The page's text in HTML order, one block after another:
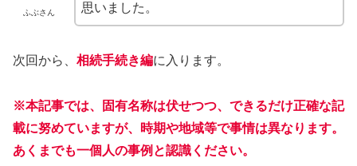
ふぶさん
思いました。
次回から、 相続手続き編に入ります。
※本記事では、固有名称は伏せつつ、できるだけ正確な記
載に努めていますが、時期や地域等で事情は異なります。
あくまでも一個人の事例と認識ください。